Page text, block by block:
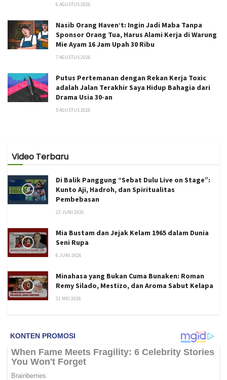
6 AGUSTUS 2026
Nasib Orang Haven’t: Ingin Jadi Maba Tanpa
Sponsor Orang Tua, Harus Alami Kerja di Warung
Mie Ayam 16 Jam Upah 30 Ribu
7 AGUSTUS 2026
Putus Pertemanan dengan Rekan Kerja Toxic
adalah Jalan Terakhir Saya Hidup Bahagia dari
Drama Usia 30-an
5 AGUSTUS 2026
Video Terbaru
Di Balik Panggung “Sebat Dulu Live on Stage”:
Kunto Aji, Hadroh, dan Spiritualitas
Pembebasan
23 JUNI 2026
Mia Bustam dan Jejak Kelam 1965 dalam Dunia
Seni Rupa
6 JUNI 2026
Minahasa yang Bukan Cuma Bunaken: Roman
Remy Silado, Mestizo, dan Aroma Sabut Kelapa
31 MEI 2026